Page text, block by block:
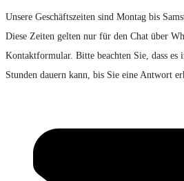
Unsere Geschäftszeiten sind Montag bis
Diese Zeiten gelten nur für den Chat über
Kontaktformular. Bitte beachten Sie, dass
Stunden dauern kann, bis Sie eine Antwort